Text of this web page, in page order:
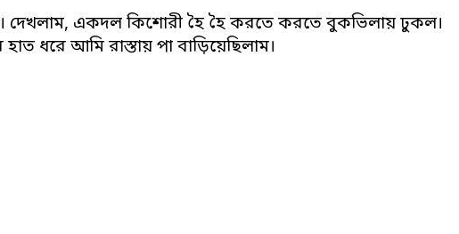
দেখলাম, একদল কিশোরী হৈ হৈ করতে করতে বুকভিলায় ঢুকল।
ধরে আমি রাস্তায় পা বাড়িয়েছিলাম।